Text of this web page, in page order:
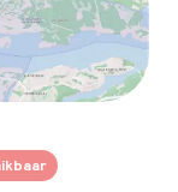
(minder